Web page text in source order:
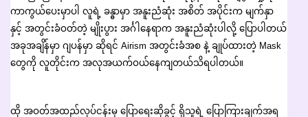
ကာကွယ်ပေးမှာပါ လူရဲ့ ခန္ဓာမှာ အနူးညံဆုံး အစိတ် အပိုင်းက မျက်နှာ
နှင့် အတွင်းခံဝတ်တဲ့ မျိုးပွား အင်္ဂါနေရာက အနူးညံဆုံးပါလို့ ပြောပါတယ်
အခုအချိန်မှာ ဂျပန်မှာ ဆိုရင် Airism အတွင်းခံအစ နဲ့ ချုပ်ထားတဲ့ Mask
တွေကို လူတိုင်းက အလုအယက်ဝယ်နေကျတယ်သိရပါတယ်။
ထို အဝတ်အထည်လုပ်ငန်းမှ ပြောရေးဆိုခွင့် ရှိသူရဲ့ ပြောကြားချက်အရ